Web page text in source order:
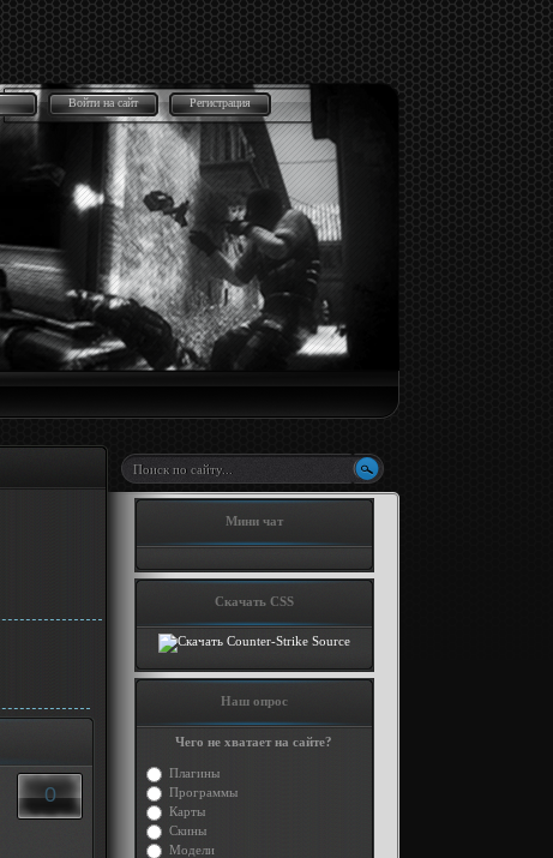
Войти на сайт Регистрация
0
Мини чат
Скачать CSS
Наш опрос
Чего не хватает на сайте?
Плагины
Программы
Карты
Скины
Модели